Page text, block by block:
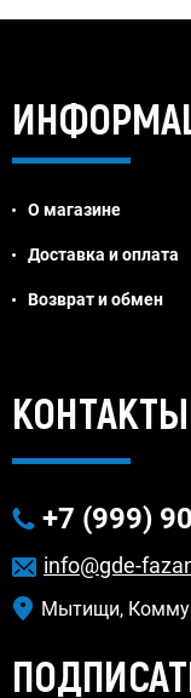
О магазине
Доставка и оплата
Возврат и обмен
КОНТАКТЫ
+7 (999)
info@gde-
Мытищи,